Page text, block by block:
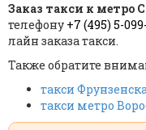
Заказ такси к метро
телефону +7 (495) 5-
лайн заказа такси.
Также обратите
такси
такси метро